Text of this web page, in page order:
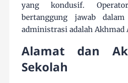
yang kondusif.
bertanggung jawab
administrasi adalah Akhmad
Alamat dan
Sekolah